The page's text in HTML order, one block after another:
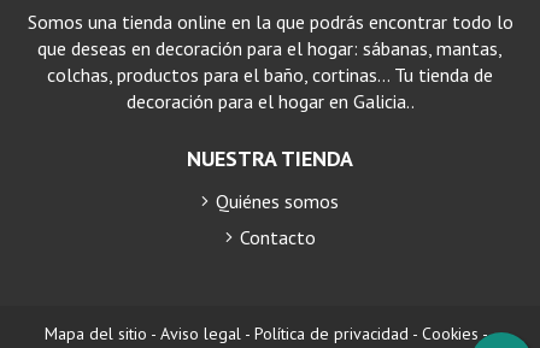
Somos una tienda online en la que podrás encontrar todo lo
que deseas en decoración para el hogar: sábanas, mantas,
colchas, productos para el baño, cortinas… Tu tienda de
decoración para el hogar en Galicia..
NUESTRA TIENDA
Quiénes somos
Contacto
Mapa del sitio - Aviso legal- Política de privacidad - Cookies -